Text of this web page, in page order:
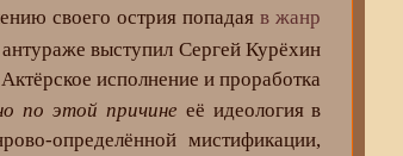
своего острия попадаяв жанр
выступил Сергей Курёхин
исполнение и проработка
по этой причине её идеология в
определённой мистификации,